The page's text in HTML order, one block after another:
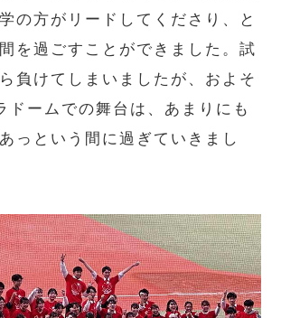
の方がリードしてくださり、と
を過ごすことができました。試
負けてしまいましたが、およそ
ドームでの舞台は、あまりにも
っという間に過ぎていきまし